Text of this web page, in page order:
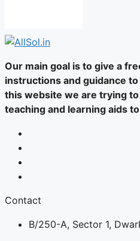
Our main goal is to give a
instructions and guidance
this website we are trying
teaching and learning aids
Contact
B/250-A, Sector 1,